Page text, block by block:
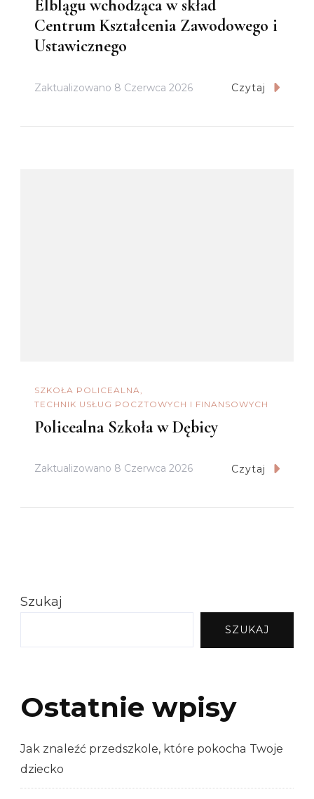
Elblągu wchodząca w skład
Centrum Kształcenia Zawodowego i
Ustawicznego
Zaktualizowano 8 Czerwca 2026 Czytaj
SZKOŁA POLICEALNA
TECHNIK USŁUG POCZTOWYCH I FINANSOWYCH
Policealna Szkoła w Dębicy
Zaktualizowano 8 Czerwca 2026 Czytaj
Szukaj
SZUKAJ
Ostatnie wpisy
Jak znaleźć przedszkole, które pokocha Twoje
dziecko